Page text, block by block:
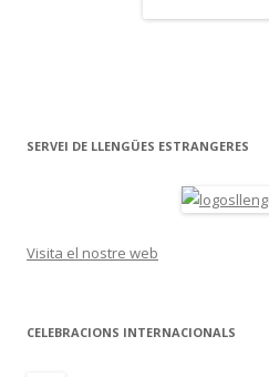
SERVEI DE LLENGÜES ESTRANGERES
Visita el nostre web
CELEBRACIONS INTERNACIONALS